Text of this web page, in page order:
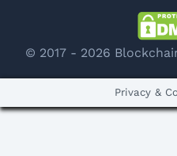
© 2017 - 2026
Privacy &